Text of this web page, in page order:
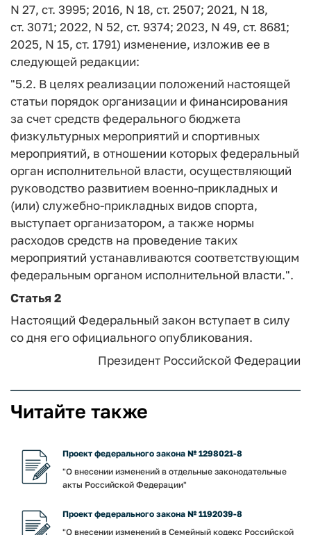
N 27, ст. 3995; 2016, N 18, ст. 2507; 2021, N 18,
ст. 3071; 2022, N 52, ст. 9374; 2023, N 49, ст. 8681;
2025, N 15, ст. 1791) изменение, изложив ее в
следующей редакции:
"5.2. В целях реализации положений настоящей
статьи порядок организации и финансирования
за счет средств федерального бюджета
физкультурных мероприятий и спортивных
мероприятий, в отношении которых федеральный
орган исполнительной власти, осуществляющий
руководство развитием военно-прикладных и
(или) служебно-прикладных видов спорта,
выступает организатором, а также нормы
расходов средств на проведение таких
мероприятий устанавливаются соответствующим
федеральным органом исполнительной власти.".
Статья 2
Настоящий Федеральный закон вступает в силу
со дня его официального опубликования.
Президент Российской Федерации
Читайте также
Проект федерального закона № 1298021-8
"О внесении изменений в отдельные законодательные
акты Российской Федерации"
Проект федерального закона № 1192039-8
"О внесении изменений в Семейный кодекс Российской